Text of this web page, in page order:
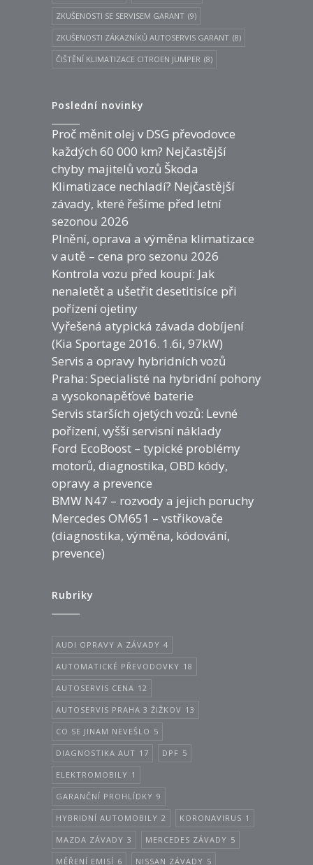
ZKUŠENOSTI SE SERVISEM GARANT (9)
ZKUŠENOSTI ZÁKAZNÍKŮ AUTOSERVIS GARANT (8)
ČIŠTĚNÍ KLIMATIZACE CITROEN JUMPER (8)
Poslední novinky
Proč měnit olej v DSG převodovce
každých 60 000 km? Nejčastější
chyby majitelů vozů Škoda
Klimatizace nechladí? Nejčastější
závady, které řešíme před letní
sezonou 2026
Plnění, oprava a výměna klimatizace
v autě – cena pro sezonu 2026
Kontrola vozu před koupí: Jak
nenaletět a ušetřit desetitisíce při
pořízení ojetiny
Vyřešená atypická závada dobíjení
(Kia Sportage 2016. 1.6i, 97kW)
Servis a opravy hybridních vozů
Praha: Specialisté na hybridní pohony
a vysokonapěťové baterie
Servis starších ojetých vozů: Levné
pořízení, vyšší servisní náklady
Ford EcoBoost – typické problémy
motorů, diagnostika, OBD kódy,
opravy a prevence
BMW N47 – rozvody a jejich poruchy
Mercedes OM651 – vstřikovače
(diagnostika, výměna, kódování,
prevence)
Rubriky
AUDI OPRAVY A ZÁVADY 4
AUTOMATICKÉ PŘEVODOVKY 18
AUTOSERVIS CENA 12
AUTOSERVIS PRAHA 3 ŽIŽKOV 13
CO SE JINAM NEVEŠLO 5
DIAGNOSTIKA AUT 17 DPF 5
ELEKTROMOBILY 1
GARANČNÍ PROHLÍDKY 9
HYBRIDNÍ AUTOMOBILY 2 KORONAVIRUS 1
MAZDA ZÁVADY 3 MERCEDES ZÁVADY 5
MĚŘENÍ EMISÍ 6 NISSAN ZÁVADY 5